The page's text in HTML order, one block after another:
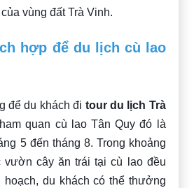
vùng đất Trà Vinh.
hợp để du lịch cù lao
để du khách đi tour du lịch Trà
quan cù lao Tân Quy đó là
5 đến tháng 8. Trong khoảng
vườn cây ăn trái tại cù lao đều
hoạch, du khách có thể thưởng